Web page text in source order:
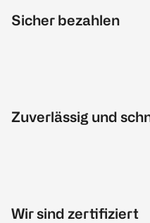
Sicher bezahlen
Zuverlässig und
Wir sind zertifiziert